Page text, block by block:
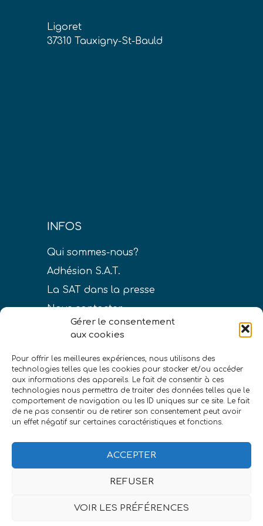
Gérer le consentement
aux cookies
Pour offrir les meilleures expériences, nous utilisons des
technologies telles que les cookies pour stocker et/ou accéder
aux informations des appareils. Le fait de consentir à ces
technologies nous permettra de traiter des données telles que le
comportement de navigation ou les ID uniques sur ce site. Le fait
de ne pas consentir ou de retirer son consentement peut avoir
un effet négatif sur certaines caractéristiques et fonctions.
ACCEPTER
REFUSER
VOIR LES PRÉFÉRENCES
Ligoret
37310 Tauxigny-St-Bauld
INFOS
Qui sommes-nous?
Adhésion S.A.T.
La SAT dans la presse
Nous contacter
LIENS
Conditions générales de vente
Politique de confidentialité
©Société astronomique de Touraine|eszett